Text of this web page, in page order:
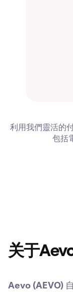
利用我們靈活的
包括
关于
Aevo (AEVO)